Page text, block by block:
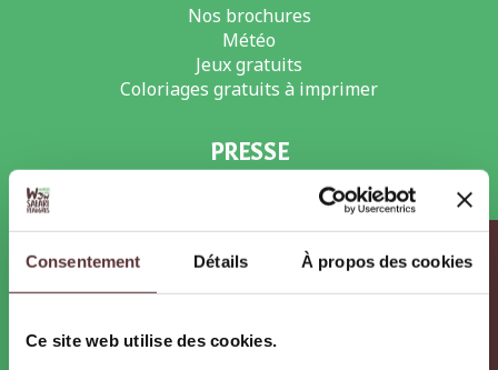
Consentement Détails À propos des cookies
Ce site web utilise des cookies.
Nos brochures
Météo
Jeux gratuits
Coloriages gratuits à imprimer
PRESSE
Dossiers et communiqués de presse
Actualités
Agenda
RECRUTEMENT Infos pratiques